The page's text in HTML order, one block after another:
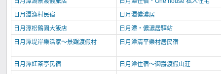
日月潭漁村民宿
日月潭儂濃居
日月潭松鶴園大飯店
日月潭‧儂濃居驛站
日月潭堤岸樂活家～景觀渡假村
日月潭清平樂村居民宿
日月潭紅茶亭民宿
日月潭住宿～御爵渡假山莊